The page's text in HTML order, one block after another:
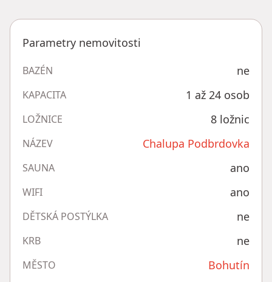
Parametry nemovitosti
BAZÉN ne
KAPACITA 1 až 24 osob
LOŽNICE 8 ložnic
NÁZEV Chalupa Podbrdovka
SAUNA ano
WIFI ano
DĚTSKÁ POSTÝLKA ne
KRB ne
MĚSTO Bohutín